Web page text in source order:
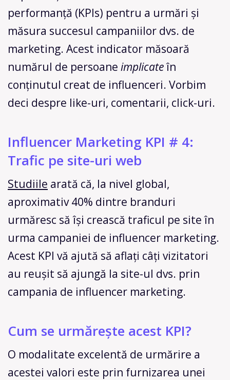
performanță (KPIs) pentru a urmări și
măsura succesul campaniilor dvs. de
marketing. Acest indicator măsoară
numărul de persoane implicateîn
conținutul creat de influenceri. Vorbim
deci despre like-uri, comentarii, click-uri.
Influencer Marketing KPI # 4:
Trafic pe site-uri web
Studiile arată că, la nivel global,
aproximativ 40% dintre branduri
urmăresc să își crească traficul pe site în
urma campaniei de influencer marketing.
Acest KPI vă ajută să aflați câți vizitatori
au reușit să ajungă la site-ul dvs. prin
campania de influencer marketing.
Cum se urmărește acest KPI?
O modalitate excelentă de urmărire a
acestei valori este prin furnizarea unei